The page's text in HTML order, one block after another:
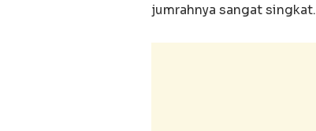
jumrahnya sangat singkat.